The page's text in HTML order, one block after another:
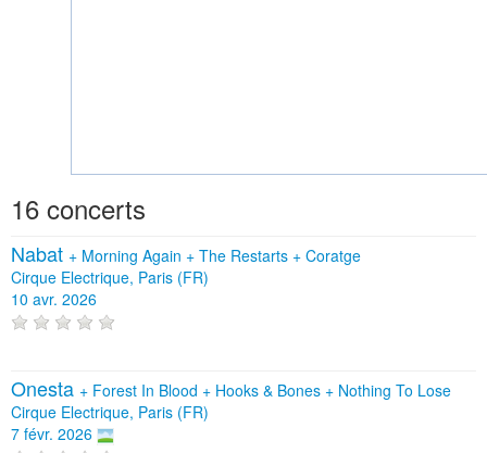
16 concerts
Nabat + Morning Again + The Restarts + Coratge
Cirque Electrique, Paris (FR)
10 avr. 2026
Onesta + Forest In Blood + Hooks & Bones + Nothing To Lose
Cirque Electrique, Paris (FR)
7 févr. 2026